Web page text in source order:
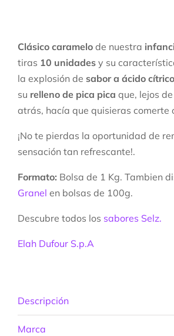
Clásico caramelo de nuestra
tiras 10 unidades y su
la explosión de sabor a ácido cítrico
su relleno de pica pica que, lejos
atrás, hacía que quisieras comerte
¡No te pierdas la oportunidad de
sensación tan refrescante!.
Formato: Bolsa de 1 Kg. Tambien
Granel en bolsas de 100g.
Descubre todos los sabores Selz.
Elah Dufour S.p.A
Descripción
Marca